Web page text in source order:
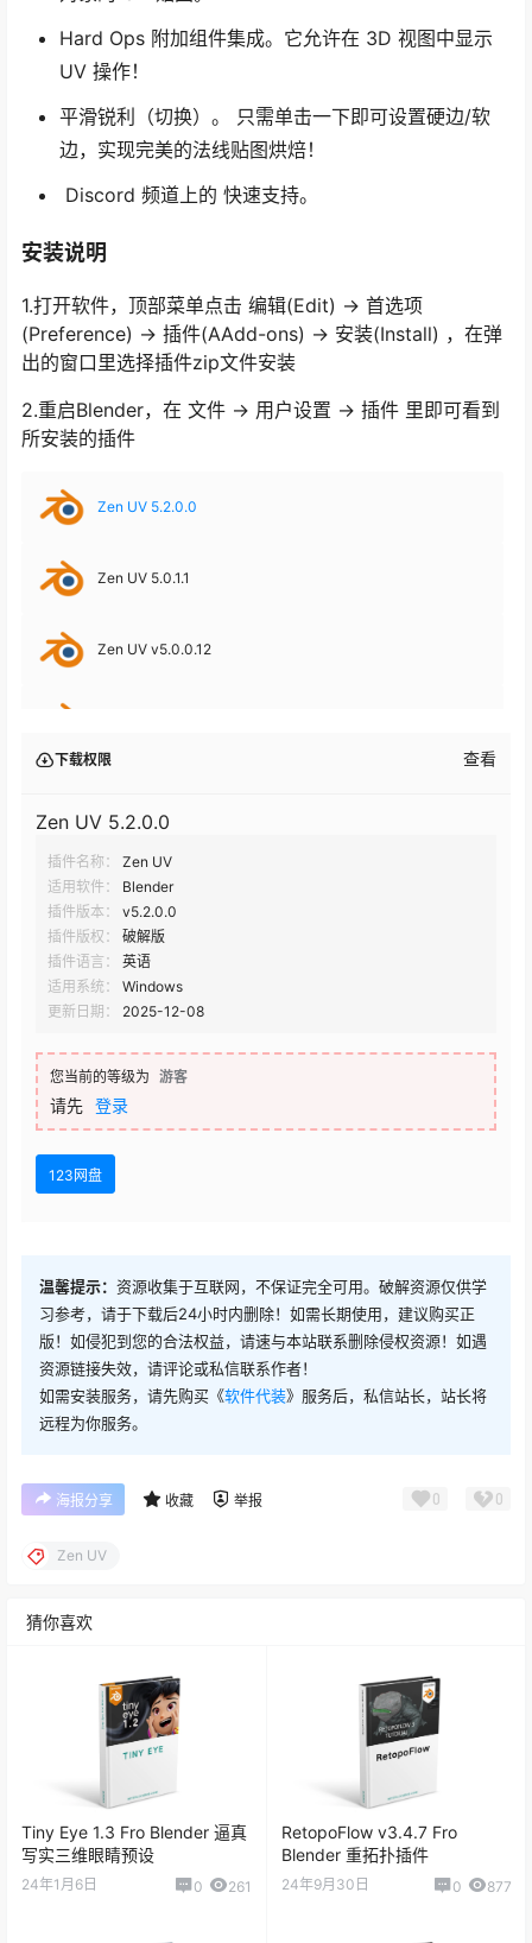
Hard Ops 附加组件集成。它允许在 3D 视图中显示
UV 操作！
平滑锐利（切换）。 只需单击一下即可设置硬边/软
边，实现完美的法线贴图烘焙！
Discord 频道上的 快速支持。
安装说明
1.打开软件，顶部菜单点击 编辑(Edit) → 首选项
(Preference) → 插件(AAdd-ons) → 安装(Install) ，在弹
出的窗口里选择插件zip文件安装
2.重启Blender，在 文件 → 用户设置 → 插件 里即可看到
所安装的插件
Zen UV 5.2.0.0
Zen UV 5.0.1.1
Zen UV v5.0.0.12
Zen UV V4.5.1.0
Zen UV V4.4.2.2
Zen UV V4.2.1
下载权限 查看
Zen UV 5.2.0.0
插件名称：
Zen UV
适用软件：
Blender
插件版本：
v5.2.0.0
插件版权：
破解版
插件语言：
英语
适用系统：
Windows
更新日期：
2025-12-08
您当前的等级为 游客
请先 登录
123网盘
温馨提示： 资源收集于互联网，不保证完全可用。破解资源仅供学
习参考，请于下载后24小时内删除！如需长期使用，建议购买正
版！如侵犯到您的合法权益，请速与本站联系删除侵权资源！如遇
资源链接失效，请评论或私信联系作者！
如需安装服务，请先购买《软件代装》服务后，私信站长，站长将
远程为你服务。
海报分享 收藏 举报 0 0
Zen UV
猜你喜欢
Tiny Eye 1.3 Fro Blender 逼真
写实三维眼睛预设
24年1月6日 0 261
RetopoFlow v3.4.7 Fro
Blender 重拓扑插件
24年9月30日 0 877